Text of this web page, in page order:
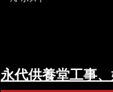
永代供養堂工事、